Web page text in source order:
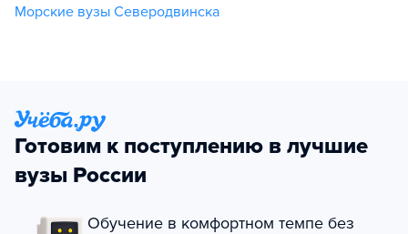
Морские вузы Северодвинска
Готовим к поступлению в лучшие
вузы России
Обучение в комфортном темпе без